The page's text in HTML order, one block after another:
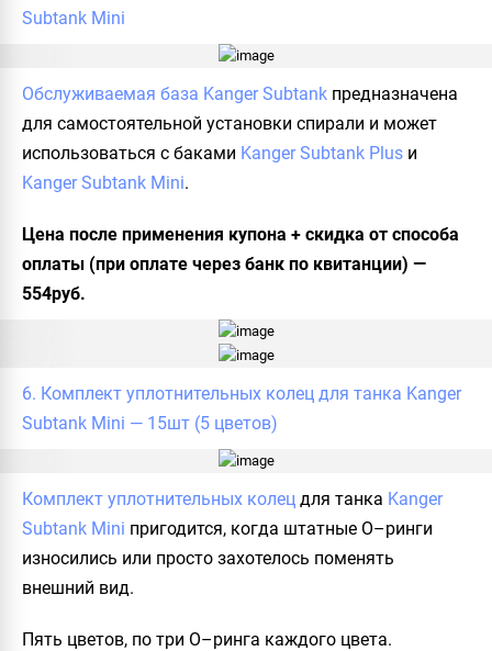
Subtank Mini
Обслуживаемая база Kanger Subtank предназначена
для самостоятельной установки спирали и может
использоваться с баками Kanger Subtank Plus и
Kanger Subtank Mini.
Цена после применения купона + скидка от способа
оплаты (при оплате через банк по квитанции) —
554руб.
6. Комплект уплотнительных колец для танка Kanger
Subtank Mini — 15шт (5 цветов)
Комплект уплотнительных колец для танка Kanger
Subtank Mini пригодится, когда штатные О–ринги
износились или просто захотелось поменять
внешний вид.
Пять цветов, по три О–ринга каждого цвета.